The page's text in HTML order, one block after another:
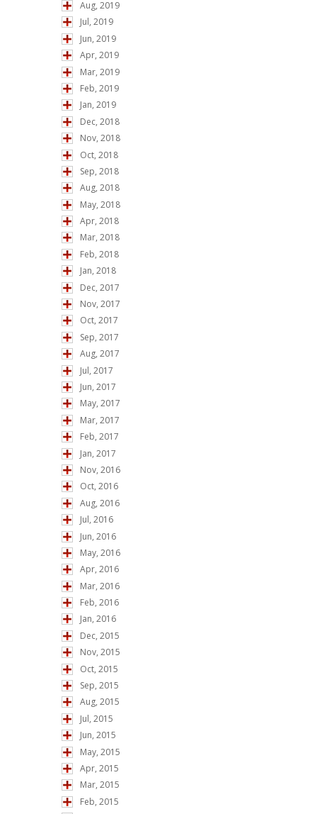
Aug, 2019
Jul, 2019
Jun, 2019
Apr, 2019
Mar, 2019
Feb, 2019
Jan, 2019
Dec, 2018
Nov, 2018
Oct, 2018
Sep, 2018
Aug, 2018
May, 2018
Apr, 2018
Mar, 2018
Feb, 2018
Jan, 2018
Dec, 2017
Nov, 2017
Oct, 2017
Sep, 2017
Aug, 2017
Jul, 2017
Jun, 2017
May, 2017
Mar, 2017
Feb, 2017
Jan, 2017
Nov, 2016
Oct, 2016
Aug, 2016
Jul, 2016
Jun, 2016
May, 2016
Apr, 2016
Mar, 2016
Feb, 2016
Jan, 2016
Dec, 2015
Nov, 2015
Oct, 2015
Sep, 2015
Aug, 2015
Jul, 2015
Jun, 2015
May, 2015
Apr, 2015
Mar, 2015
Feb, 2015